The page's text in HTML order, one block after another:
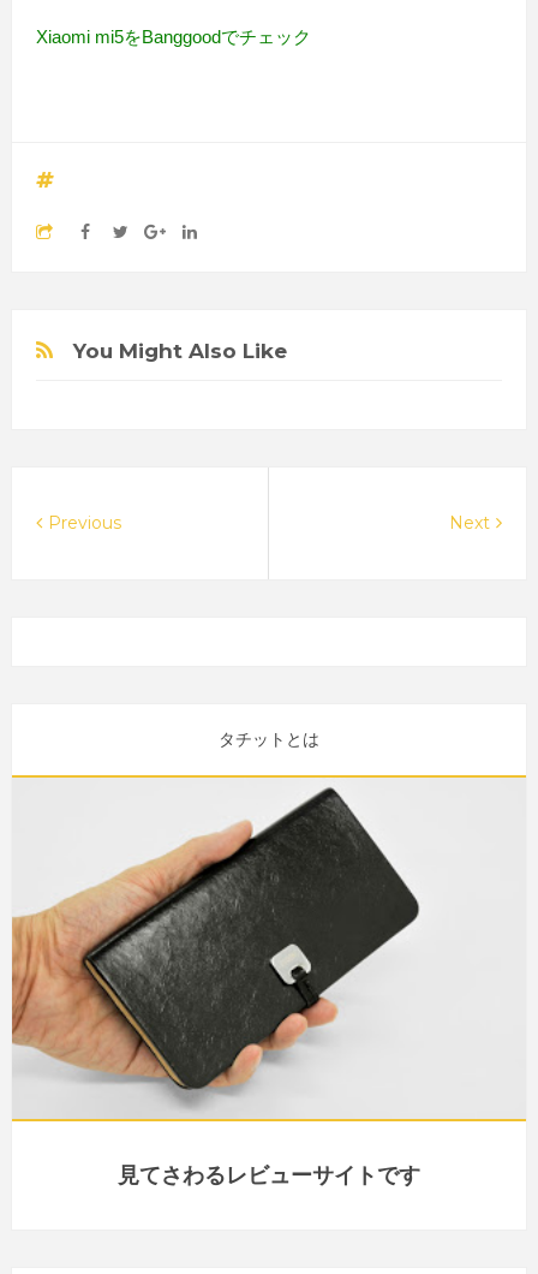
Xiaomi mi5をBanggoodでチェック
You Might Also Like
Next
Previous
タチットとは
見てさわるレビューサイトです